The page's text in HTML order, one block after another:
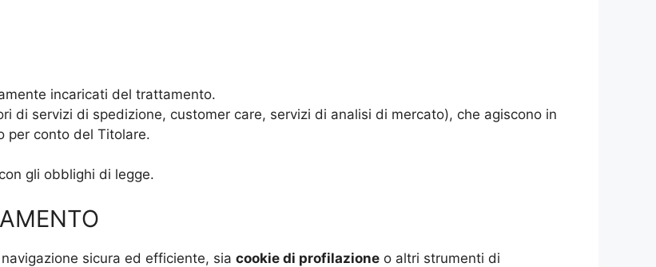
incaricati del trattamento.
di servizi di spedizione, customer care, servizi di analisi di mercato), che agiscono in
per conto del Titolare.
gli obblighi di legge.
sicura ed efficiente, sia cookie di profilazione o altri strumenti di